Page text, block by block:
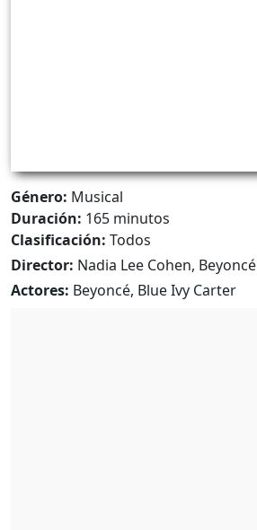
Género: Musical
Duración: 165 minutos
Clasificación: Todos
Director: Nadia Lee Cohen, Beyoncé
Actores: Beyoncé, Blue Ivy Carter